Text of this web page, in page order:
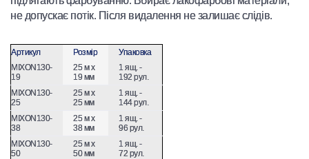
не допускає потік. Після видалення не залишає слідів.
Артикул Розмір
Упаковка
MIXON130-
19
25 м х
19 мм
1 ящ. -
192 рул.
MIXON130-
25
25 м х
25 мм
1 ящ. -
144 рул.
MIXON130-
38
25 м х
38 мм
1 ящ. -
96 рул.
MIXON130-
50
25 м х
50 мм
1 ящ. -
72 рул.